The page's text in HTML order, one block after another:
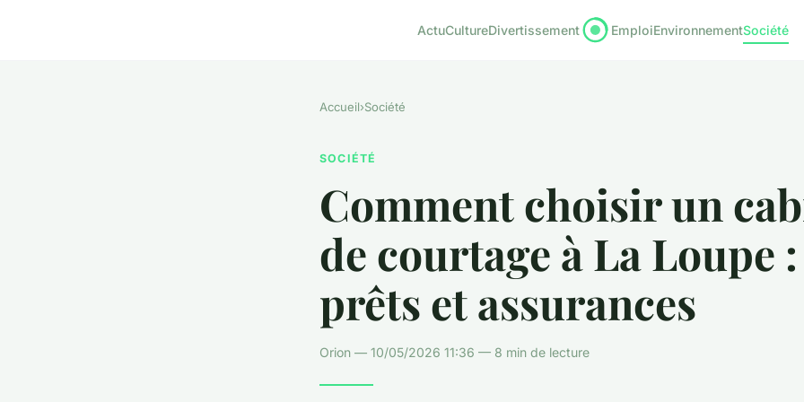
ActuCultureDivertissement EmploiEnvironnementSociété
Accueil›Société
SOCIÉTÉ
Comment choisir un
de courtage à La Loupe :
prêts et assurances
Orion — 10/05/2026 11:36 — 8 min de lecture